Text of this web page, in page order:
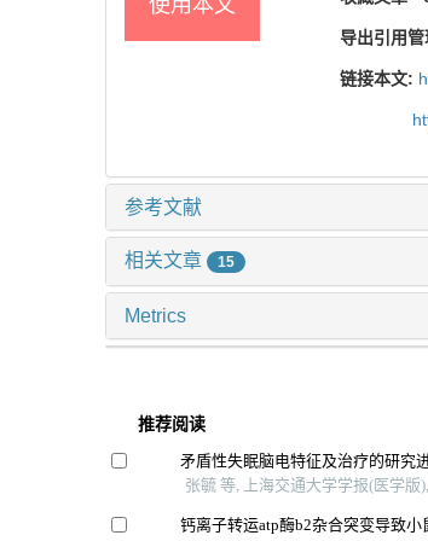
使用本文
导出引用管
链接本文:
参考文献
相关文章 15
Metrics
推荐阅读
矛盾性失眠脑电特征及治疗的研究
张毓 等, 上海交通大学学报(医学版
钙离子转运atp酶b2杂合突变导致